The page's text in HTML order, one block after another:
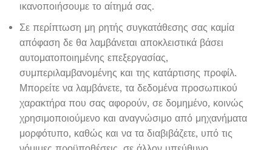
ικανοποιήσουμε το αίτημά σας.
Σε περίπτωση μη ρητής συγκατάθεσης σας καμία
απόφαση δε θα λαμβάνεται αποκλειστικά βάσει
αυτοματοποιημένης επεξεργασίας,
συμπεριλαμβανομένης και της κατάρτισης προφίλ.
Μπορείτε να λαμβάνετε, τα δεδομένα προσωπικού
χαρακτήρα που σας αφορούν, σε δομημένο, κοινώς
χρησιμοποιούμενο και αναγνώσιμο από μηχανήματα
μορφότυπο, καθώς και να τα διαβιβάζετε, υπό τις